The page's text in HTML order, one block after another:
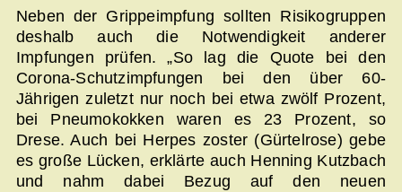
Neben der Grippeimpfung sollten Risikogruppen
deshalb auch die Notwendigkeit anderer
Impfungen prüfen. „So lag die Quote bei den
Corona-Schutzimpfungen bei den über 60-
Jährigen zuletzt nur noch bei etwa zwölf Prozent,
bei Pneumokokken waren es 23 Prozent, so
Drese. Auch bei Herpes zoster (Gürtelrose) gebe
es große Lücken, erklärte auch Henning Kutzbach
und nahm dabei Bezug auf den neuen